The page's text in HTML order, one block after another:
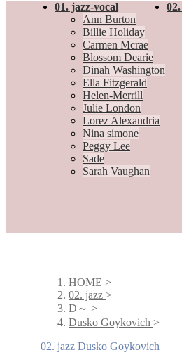
01. jazz-vocal
Ann Burton
Billie Holiday
Carmen Mcrae
Blossom Dearie
Dinah Washington
Ella Fitzgerald
Helen-Merrill
Julie London
Lorez Alexandria
Nina simone
Peggy Lee
Sade
Sarah Vaughan
HOME >
02. jazz >
D～ >
Dusko Goykovich >
02. jazz Dusko Goykovich